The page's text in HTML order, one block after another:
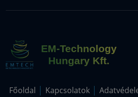
EM-Technology
Hungary Kft.
Főoldal Kapcsolatok